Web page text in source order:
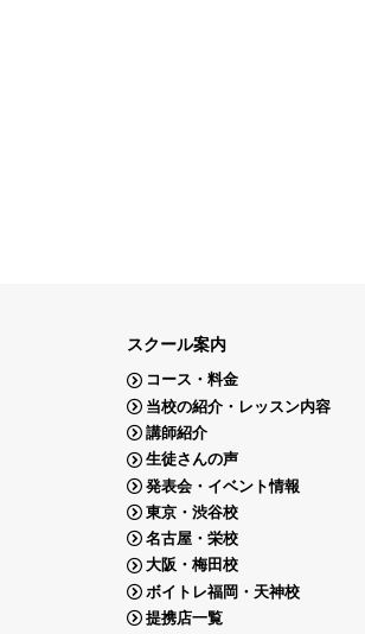
スクール案内
コース・料金
当校の紹介・レッスン内容
講師紹介
生徒さんの声
発表会・イベント情報
東京・渋谷校
名古屋・栄校
大阪・梅田校
ボイトレ福岡・天神校
提携店一覧